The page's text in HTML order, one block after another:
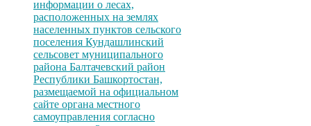
информации о лесах,
расположенных на землях
населенных пунктов сельского
поселения Кундашлинский
сельсовет муниципального
района Балтачевский район
Республики Башкортостан,
размещаемой на официальном
сайте органа местного
самоуправления согласно